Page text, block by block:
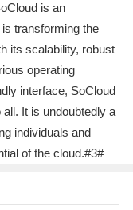
is an
transforming the
its scalability, robust
operating
interface, SoCloud
It is undoubtedly a
individuals and
of the cloud.#3#